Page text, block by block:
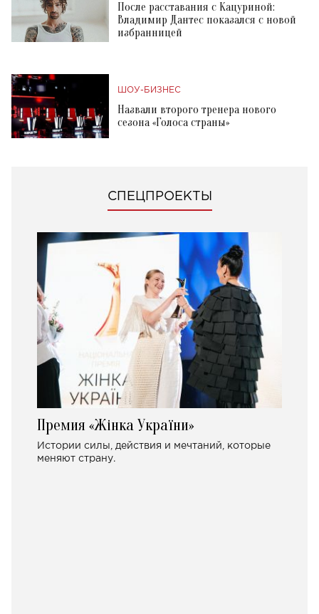
После расставания с Кацуриной:
Владимир Дантес показался с новой
избранницей
ШОУ-БИЗНЕС
Назвали второго тренера нового
сезона «Голоса страны»
СПЕЦПРОЕКТЫ
Премия «Жінка України»
Истории силы, действия и мечтаний, которые
меняют страну.